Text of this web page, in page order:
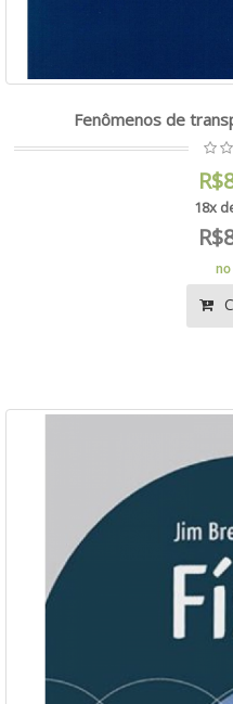
Fenômenos de
18x
no